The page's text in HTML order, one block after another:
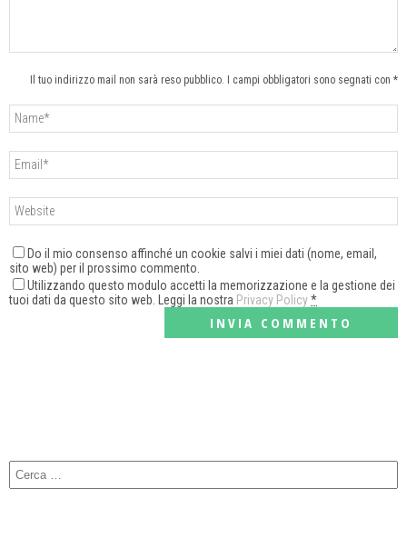
Il tuo indirizzo mail non sarà reso pubblico. I campi obbligatori sono segnati con *
Do il mio consenso affinché un cookie salvi i miei dati (nome, email,
sito web) per il prossimo commento.
Utilizzando questo modulo accetti la memorizzazione e la gestione dei
tuoi dati da questo sito web. Leggi la nostra Privacy Policy*